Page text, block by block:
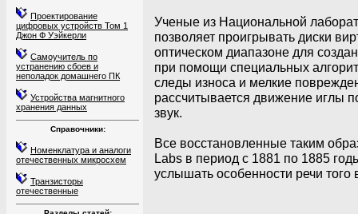
Проектирование
цифровых устройств Том 1
Джон Ф Уэйкерли
Самоучитель по
устранению сбоев и
неполадок домашнего ПК
Устройства магнитного
хранения данных
Справочники:
Номенклатура и аналоги
отечественных микросхем
Транзисторы
отечественные
Ученые из Национальной
позволяет проигрывать диски
оптическом диапазоне для
при помощи специальных
следы износа и мелкие
рассчитывается движение иглы
звук.
Все восстановленные таким
Labs в период с 1881 по 1885
услышать особенности речи